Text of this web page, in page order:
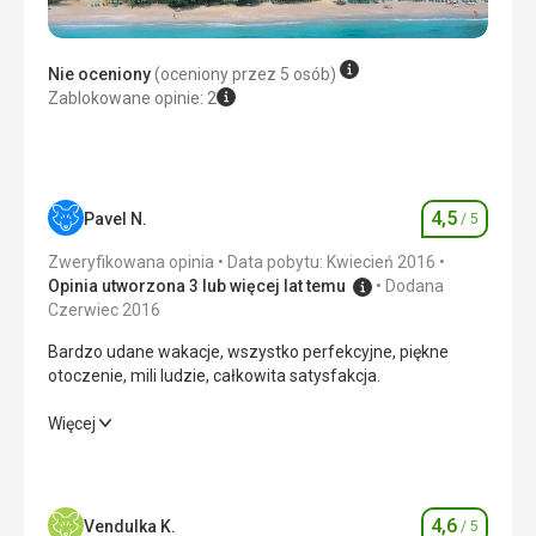
Ta recenzja została automatycznie przetłumaczona za
Stołówka wystarczająco przestronna, personel uprzejmy.
Ponownie nie można nic zarzucić.
Zakwaterowanie
Zakwaterowanie również było bardzo ładne, nie można
możemy tylko polecić
pomocą Google Translate
Nie oceniony(oceniony przez 5 osób)
Zablokowane opinie: 2
Pavel N. Ocena
4,5 / 5
Zweryfikowana opinia
Data pobytu: Kwiecień 2016
Opinia utworzona 3 lub więcej lat temu
Dodana
Czerwiec 2016
Bardzo udane wakacje, wszystko perfekcyjne, piękne
otoczenie, mili ludzie, całkowita satysfakcja.
Bardzo udane wakacje, wszystko perfekcyjne, piękne
Więcej
Vendulka K. 4,6 / 5